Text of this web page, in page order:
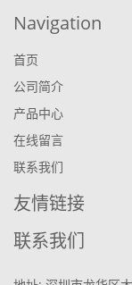
Navigation
首页
公司简介
产品中心
在线留言
联系我们
友情链接
联系我们